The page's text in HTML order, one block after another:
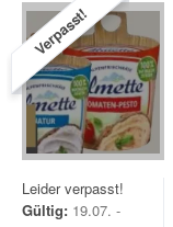
Verpasst!
Leider verpasst!
Gültig: 19.07. -